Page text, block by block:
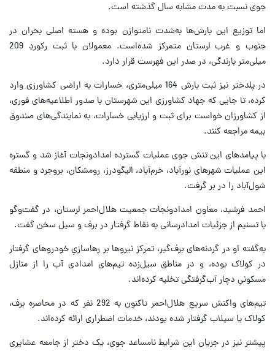
جوی نسبت به مدت مشابه سال گذشته است.
اما توزیع این بارش‌ها به‌شدت نامتوازن بوده و هسته اصلی بحران در
جنوب و غرب لرستان متمرکز شده‌است. معمولان با ثبت رکوردِ 209
میلی‌متر بارندگی، در صدر این فهرست قرار دارد.
در پلدختر نیز ثبت بارش 164 میلی‌متری، خسارات به اراضی کشاورزی وارد
کرده، تا جایی که جهاد کشاورزی این شهرستان با صدور اطلاعیه‌های فوری،
از کشاورزان خواست برای ثبت و ارزیابی خسارات، به نمایندگی‌های صندوق
بیمه مراجعه کنند.
با پیامدهای این تنش جوی عملیات گسترده امدادونجات آغاز شد و گستره
این عملیات شهرهای نورآباد، خرم‌آباد، الیگودرز، رومشکان، بروجرد و منطقه
شول‌آباد را در بر گرفت.
احمد فرشید، معاون امدادونجات جمعیت هلال‌احمر لرستان، در گفت‌وگو
با تسنیم از جزئیات امدادرسانی به نقاط گرفتار در برف و سیل سخن گفت.
به‌گفته او در گردنه‌های برف‌گیر، تمرکز نیروها بر رهاسازیِ خودروهای گرفتار
در کولاک بوده، و در مناطق سیل‌زده تیم‌های امدادی آب را از منازل
مسکونیِ دچار آب‌گرفتگی تخلیه کرده‌اند.
تیم‌های واکنش سریعِ هلال‌احمر تاکنون به 292 نفر که در محاصره برف،
کولاک یا سیلاب گرفتار شده بودند، خدمات اضطراری ارائه کرده‌اند.
پیشتر نیز در جریان این شرایط نامساعد جوی، یک دختر از جامعه عشایری